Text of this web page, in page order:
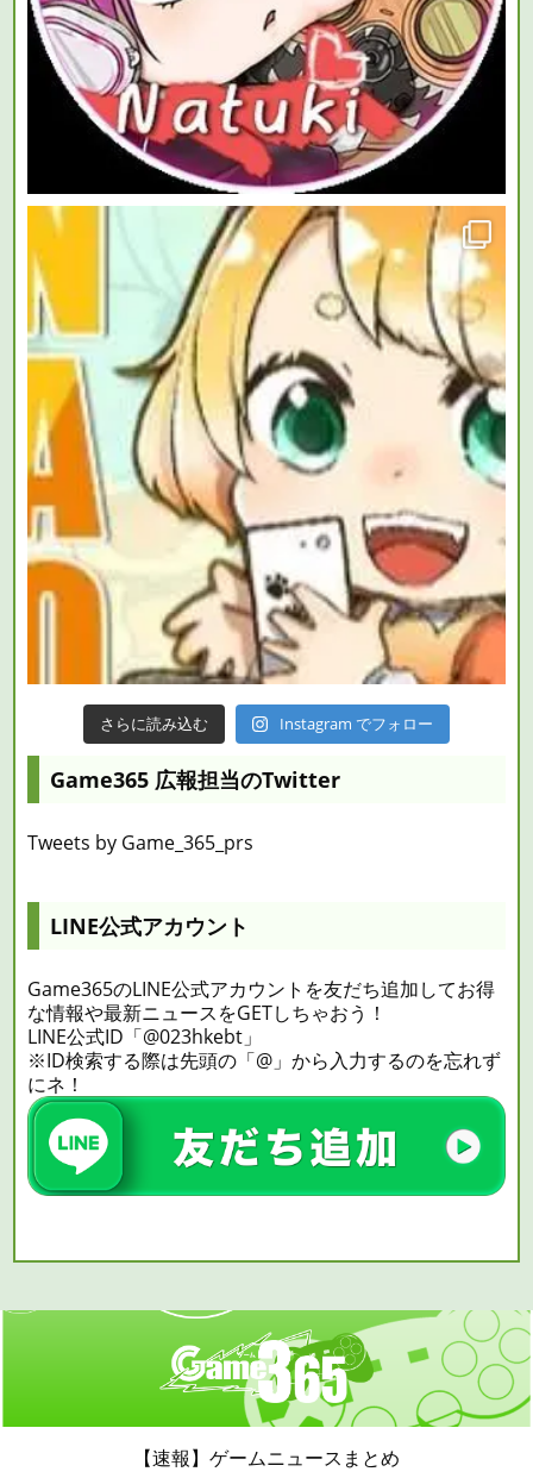
さらに読み込む Instagram でフォロー
Game365 広報担当のTwitter
Tweets by Game_365_prs
LINE公式アカウント
Game365のLINE公式アカウントを友だち追加してお得
な情報や最新ニュースをGETしちゃおう！
LINE公式ID「@023hkebt」
※ID検索する際は先頭の「@」から入力するのを忘れず
にネ！
【速報】ゲームニュースまとめ